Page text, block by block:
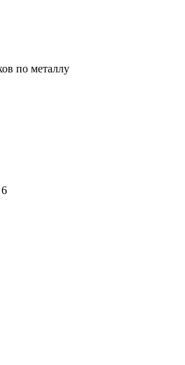
по металлу